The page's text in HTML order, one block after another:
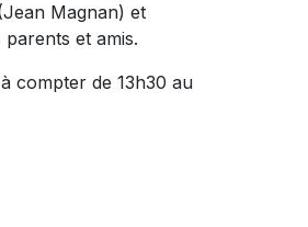
Magnan) et
et amis.
compter de 13h30 au